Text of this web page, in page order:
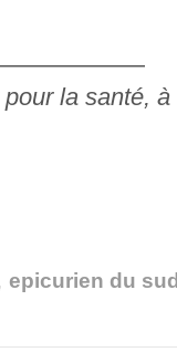
pour la santé,
epicurien du